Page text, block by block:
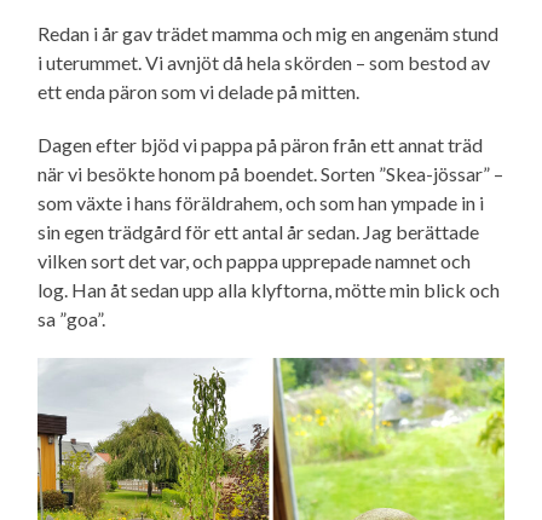
Redan i år gav trädet mamma och mig en angenäm stund
i uterummet. Vi avnjöt då hela skörden – som bestod av
ett enda päron som vi delade på mitten.
Dagen efter bjöd vi pappa på päron från ett annat träd
när vi besökte honom på boendet. Sorten ”Skea-jössar” –
som växte i hans föräldrahem, och som han ympade in i
sin egen trädgård för ett antal år sedan. Jag berättade
vilken sort det var, och pappa upprepade namnet och
log. Han åt sedan upp alla klyftorna, mötte min blick och
sa ”goa”.